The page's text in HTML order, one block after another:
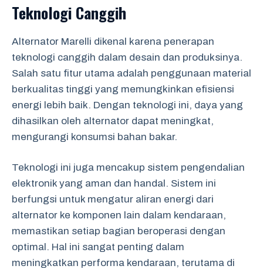
Teknologi Canggih
Alternator Marelli dikenal karena penerapan
teknologi canggih dalam desain dan produksinya.
Salah satu fitur utama adalah penggunaan material
berkualitas tinggi yang memungkinkan efisiensi
energi lebih baik. Dengan teknologi ini, daya yang
dihasilkan oleh alternator dapat meningkat,
mengurangi konsumsi bahan bakar.
Teknologi ini juga mencakup sistem pengendalian
elektronik yang aman dan handal. Sistem ini
berfungsi untuk mengatur aliran energi dari
alternator ke komponen lain dalam kendaraan,
memastikan setiap bagian beroperasi dengan
optimal. Hal ini sangat penting dalam
meningkatkan performa kendaraan, terutama di